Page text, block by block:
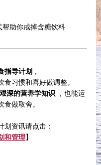
帮助你戒掉含糖饮料
指导计划 ，
食习惯和喜好做调整。
深的营养学知识 ，也能运
做取舍。
划资讯请点击：
和管理】